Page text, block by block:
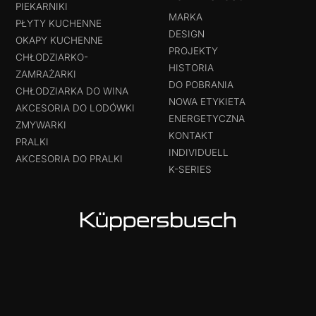
PIEKARNIKI
PŁYTY KUCHENNE
OKAPY KUCHENNE
CHŁODZIARKO-
ZAMRAŻARKI
CHŁODZIARKA DO WINA
AKCESORIA DO LODÓWKI
ZMYWARKI
PRALKI
AKCESORIA DO PRALKI
MARKA
DESIGN
PROJEKTY
HISTORIA
DO POBRANIA
NOWA ETYKIETA
ENERGETYCZNA
KONTAKT
INDIVIDUELL
K-SERIES